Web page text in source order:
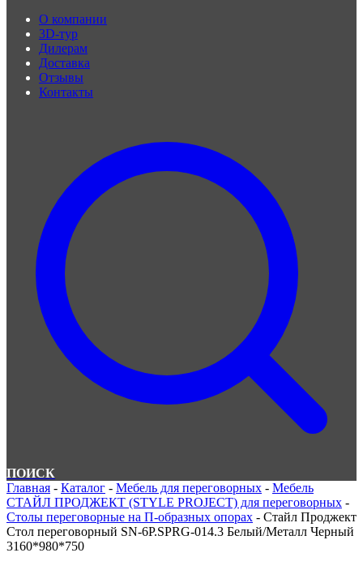
О компании
3D-тур
Дилерам
Доставка
Отзывы
Контакты
ПОИСК
Главная - Каталог - Мебель для переговорных - Мебель
СТАЙЛ ПРОДЖЕКТ (STYLE PROJECT) для переговорных -
Столы переговорные на П-образных опорах - Стайл Проджект
Стол переговорный SN-6P.SPRG-014.3 Белый/Металл Черный
3160*980*750